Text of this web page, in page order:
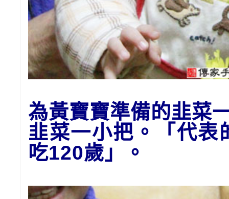
為黃寶寶準備的韭菜
韭菜一小把。「代表
吃120歲 」。